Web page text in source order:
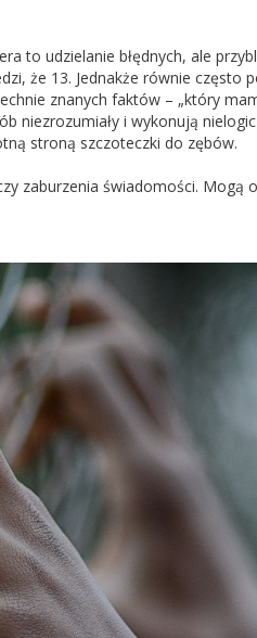
to udzielanie błędnych, ale
że 13. Jednakże równie często
znanych faktów – „który
niezrozumiały i wykonują
stroną szczoteczki do zębów.
zaburzenia świadomości. Mogą